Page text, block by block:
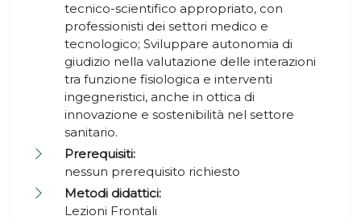
tecnico-scientifico appropriato, con
professionisti dei settori medico e
tecnologico; Sviluppare autonomia di
giudizio nella valutazione delle interazioni
tra funzione fisiologica e interventi
ingegneristici, anche in ottica di
innovazione e sostenibilità nel settore
sanitario.
Prerequisiti:
nessun prerequisito richiesto
Metodi didattici:
Lezioni Frontali